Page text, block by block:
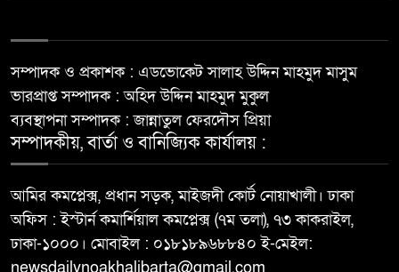
সম্পাদক ও প্রকাশক : এডভোকেট সালাহ উদ্দিন মাহমুদ মাসুম
ভারপ্রাপ্ত সম্পাদক : অহিদ উদ্দিন মাহমুদ মুকুল
ব্যবস্থাপনা সম্পাদক : জান্নাতুল ফেরদৌস প্রিয়া
সম্পাদকীয়, বার্তা ও বানিজ্যিক কার্যালয় :
আমির কমপ্লেক্স, প্রধান সড়ক, মাইজদী কোর্ট নোয়াখালী। ঢাকা
অফিস : ইস্টার্ন কমার্শিয়াল কমপ্লেক্স (৭ম তলা), ৭৩ কাকরাইল,
ঢাকা-১০০০। মোবাইল : ০১৮১৮৯৬৮৮৪০ ই-মেইল: